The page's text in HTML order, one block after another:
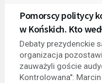
Pomorscy politycy
w Końskich. Kto
Debaty prezydenckie
organizacja
zauważyli goście
Kontrolowana":